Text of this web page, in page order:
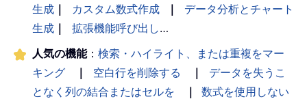
生成 ｜ カスタム数式作成 ｜
データ分析とチャート
生成 ｜ 拡張機能呼び出し…
人気の機能： 検索・ハイライト、または重複をマー
キング
｜ 空白行を削除する ｜
データを失うこ
となく列の結合またはセルを
｜
数式を使用しない